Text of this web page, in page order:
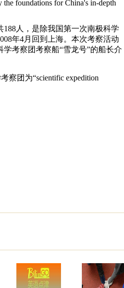
foundations for China's in-depth
人，是除我国第一次南极科学
年4月回到上海。本次考察活动
考察团考察船“雪龙号”的船长介
察团为“scientific expedition